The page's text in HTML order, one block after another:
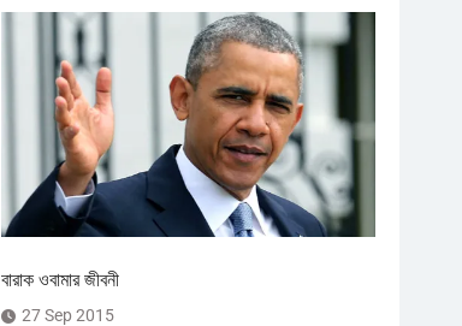
বারাক ওবামার জীবনী
27 Sep 2015